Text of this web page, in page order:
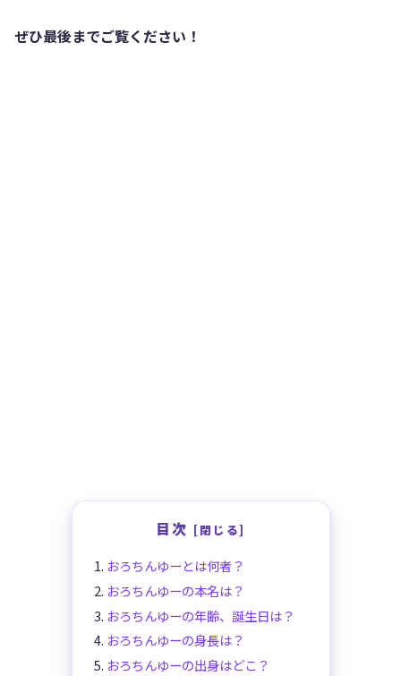
ぜひ最後までご覧ください！
目次
おろちんゆーとは何者？
おろちんゆーの本名は？
おろちんゆーの年齢、誕生日は？
おろちんゆーの身長は？
おろちんゆーの出身はどこ？